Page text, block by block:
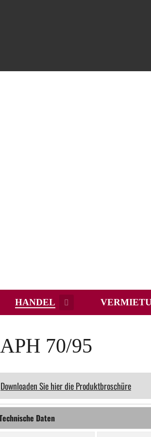
HANDEL
70/95
Downloaden Sie hier die Produktbroschüre
Daten